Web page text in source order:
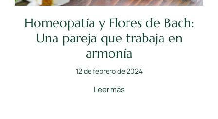
Homeopatía y Flores de Bach:
Una pareja que trabaja en
armonía
12 de febrero de 2024
Leer más